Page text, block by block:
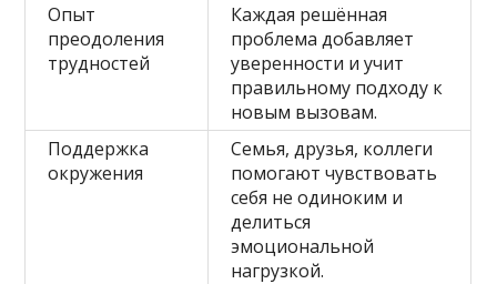
Опыт
преодоления
трудностей
Каждая решённая
проблема добавляет
уверенности и учит
правильному подходу к
новым вызовам.
Поддержка
окружения
Семья, друзья, коллеги
помогают чувствовать
себя не одиноким и
делиться
эмоциональной
нагрузкой.